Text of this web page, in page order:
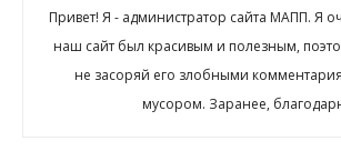
Привет! Я - администратор сайта МАПП. Я
наш сайт был красивым и полезным,
не засоряй его злобными
мусором. Заранее,